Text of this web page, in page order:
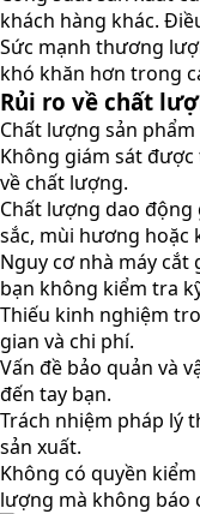
khách hàng khác.
Sức mạnh thương
khó khăn hơn trong
Rủi ro về chất
Chất lượng sản
Không giám sát
về chất lượng.
Chất lượng dao động
sắc, mùi hương hoặc
Nguy cơ nhà máy
bạn không kiểm tra
Thiếu kinh nghiệm
gian và chi phí.
Vấn đề bảo quản và
đến tay bạn.
Trách nhiệm pháp lý
sản xuất.
Không có quyền
lượng mà không báo